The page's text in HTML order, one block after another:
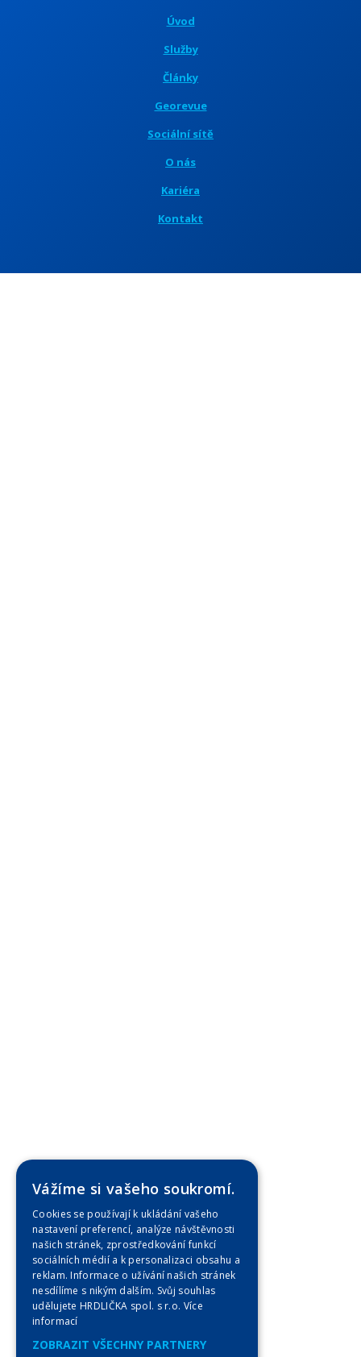
Úvod
Služby
Články
Georevue
Sociální sítě
O nás
Kariéra
Kontakt
Vážíme si vašeho soukromí.
Cookies se používají k ukládání vašeho
nastavení preferencí, analýze návštěvnosti
našich stránek, zprostředkování funkcí
sociálních médií a k personalizaci obsahu a
reklam. Informace o užívání našich stránek
nesdílíme s nikým dalším. Svůj souhlas
udělujete HRDLIČKA spol. s r.o. Více
informací
ZOBRAZIT VŠECHNY PARTNERY